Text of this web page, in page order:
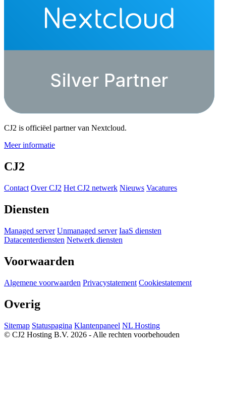
CJ2 is officiëel partner van Nextcloud.
Meer informatie
CJ2
Contact Over CJ2 Het CJ2 netwerk Nieuws Vacatures
Diensten
Managed server Unmanaged server IaaS diensten
Datacenterdiensten Netwerk diensten
Voorwaarden
Algemene voorwaarden Privacystatement Cookiestatement
Overig
Sitemap Statuspagina Klantenpaneel NL Hosting
© CJ2 Hosting B.V. 2026 - Alle rechten voorbehouden